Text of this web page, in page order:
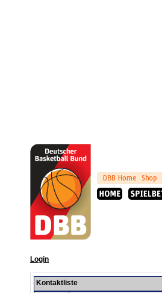
Login
Kontaktliste